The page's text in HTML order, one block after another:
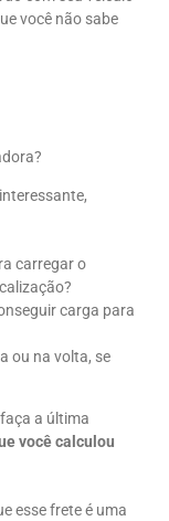
você não sabe
carregar o
carga para
ou na volta, se
a última
você calculou
esse frete é uma